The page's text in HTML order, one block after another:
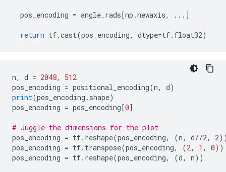
pos_encoding = angle_rads[np .newaxis, ...]
return tf.cast(pos_encoding, dtype=tf. float32)
n, d = 2048,
512
pos_encoding = positional_encoding(n, d)
print(pos_encoding . shape)
pos_encoding = pos_encoding[0]
# Juggle the dimensions for the plot
pos_encoding = tf. reshape(pos_encoding, (n, d//2,
pos_encoding = tf. transpose(pos_encoding, (2, 1 , 0))
pos_encoding = tf. reshape(pos_encoding, (d, n))